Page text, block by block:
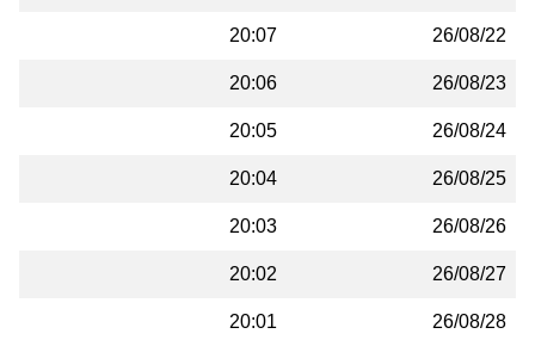
26/08/22
20:07
26/08/23
20:06
26/08/24
20:05
26/08/25
20:04
26/08/26
20:03
26/08/27
20:02
26/08/28
20:01